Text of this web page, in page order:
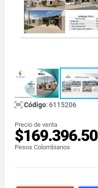
Código: 6115206
Precio de venta
Pesos Colombianos